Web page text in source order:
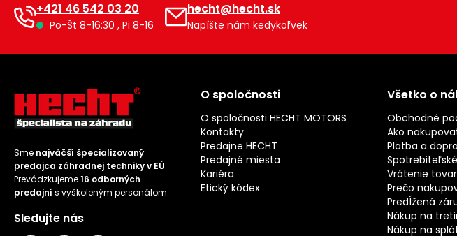
+421 46 542 03 20
Po-Št 8-16:30 , Pi 8-16
hecht@hecht.sk
Napíšte nám kedykoľvek
Sme najväčší špecializovaný
predajca záhradnej techniky v EÚ.
Prevádzkujeme16 odborných
predajní s vyškoleným personálom.
Sledujte nás
O spoločnosti
O spoločnosti HECHT MOTORS
Kontakty
Predajne HECHT
Predajné miesta
Kariéra
Etický kódex
Všetko o
Obchodné
Ako
Platba a
Vrátenie
Prečo
Predĺžená
Nákup na
Nákup na